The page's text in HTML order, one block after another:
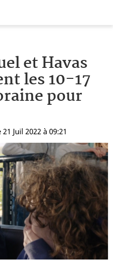
et Havas
les 10-17
pour
Juil 2022 à 09:21